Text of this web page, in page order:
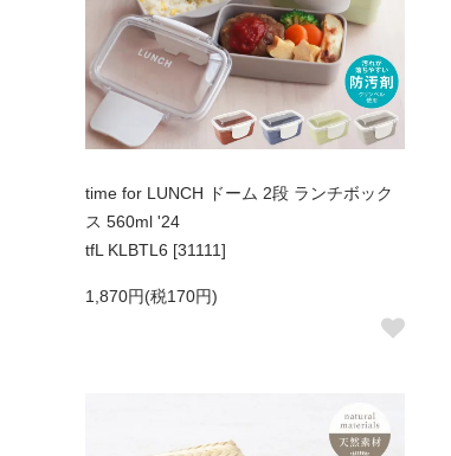
time for LUNCH ドーム 2段 ランチボック
ス 560ml '24
tfL KLBTL6 [31111]
1,870円(税170円)